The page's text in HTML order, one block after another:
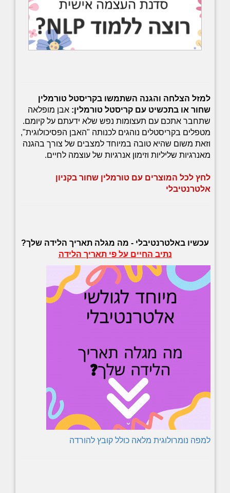
למזל הצלחה והגנה השתמשו בקריסטל טורמלין
שחור או בתכשיט עם קריסטל טורמלין: אבן מופלאה
שתחבר אתכם עם תעצומות נפש שלא ידעתם על קיומם.
מטפלים בקריסטלים נוהגים לכנותה "האבן הפסיכולוגית",
וזאת משום שהיא טובה במיוחד למצבים של צורך בהגנה
מאנרגיות שליליות וזימון אנרגיות של עוצמה לחיים.
לחץ לכל המוצרים עם טורמלין שחור בקניון
אלטרנטיבלי
עכשיו באלטרנטיבלי - מה מגלה תאריך הלידה שלך?
נתיב החיים על פי תאריך הלידה
למפה נומרולוגית מלאה כולל קובץ להורדה